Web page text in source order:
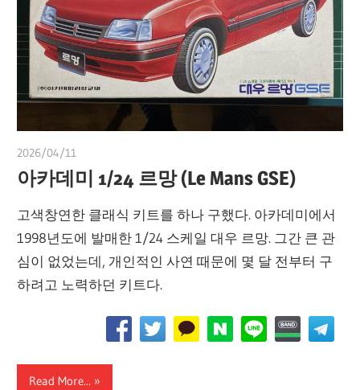
2026/04/11
아카데미 1/24 르망 (Le Mans GSE)
고색창연한 클래식 키트를 하나 구했다. 아카데미에서
1998년도에 발매한 1/24 스케일 대우 르망. 그간 큰 관
심이 없었는데, 개인적인 사연 때문에 몇 달 전부터 구
하려고 노력하던 키트다.
Read More...